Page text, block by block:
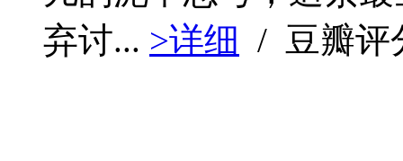
弃讨... >详细 / 豆瓣